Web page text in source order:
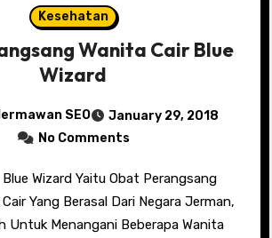
Kesehatan
Wanita Cair Blue
Wizard
SEO
January 29, 2018
No Comments
Yang Berasal Dari Negara Jerman,
Untuk Menangani Beberapa Wanita